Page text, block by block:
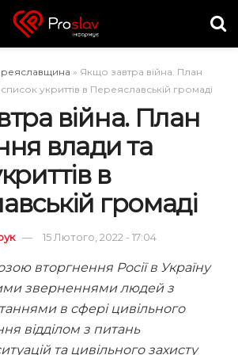
» Якщо завтра війна. План
укриттів в Переяславській громаді
війна. План
влади та
в
громаді
15 Лютого, 2022 - 17:04
вторгнення Росії в Україну
зверненнями людей з
в сфері цивільного
відділом з питань
та цивільного захисту